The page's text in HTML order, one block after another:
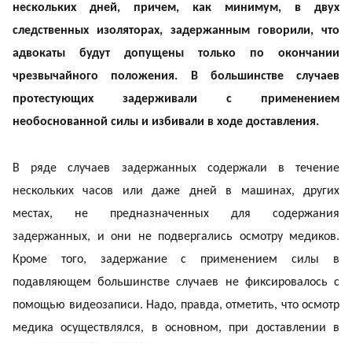
нескольких дней, причем, как минимум, в двух
следственных изоляторах, задержанным говорили, что
адвокаты будут допущены только по окончании
чрезвычайного положения. В большинстве случаев
протестующих задерживали с применением
необоснованной силы и избивали в ходе доставления.
В ряде случаев задержанных содержали в течение
нескольких часов или даже дней в машинах, других
местах, не предназначенных для содержания
задержанных, и они не подвергались осмотру медиков.
Кроме того, задержание с применением силы в
подавляющем большинстве случаев не фиксировалось с
помощью видеозаписи. Надо, правда, отметить, что осмотр
медика осуществлялся, в основном, при доставлении в